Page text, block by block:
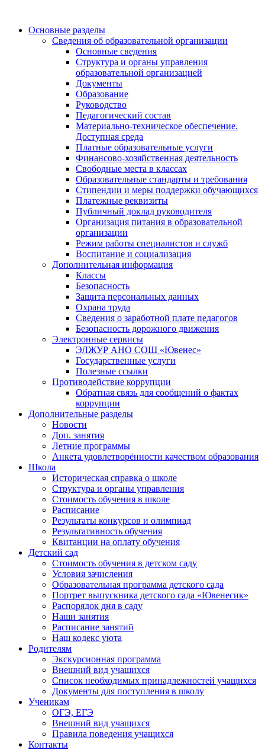
Основные разделы
Сведения об образовательной организации
Основные сведения
Структура и органы управления
образовательной организацией
Документы
Образование
Руководство
Педагогический состав
Материально-техническое обеспечение.
Доступная среда
Платные образовательные услуги
Финансово-хозяйственная деятельность
Свободные места в классах
Образовательные стандарты и требования
Стипендии и меры поддержки обучающихся
Платежные реквизиты
Публичный доклад руководителя
Организация питания в образовательной
организации
Режим работы специалистов и служб
Воспитание и социализация
Дополнительная информация
Классы
Безопасность
Защита персональных данных
Охрана труда
Сведения о заработной плате педагогов
Безопасность дорожного движения
Электронные сервисы
ЭЛЖУР АНО СОШ «Ювенес»
Государственные услуги
Полезные ссылки
Противодействие коррупции
Обратная связь для сообщений о фактах
коррупции
Дополнительные разделы
Новости
Доп. занятия
Летние программы
Анкета удовлетворённости качеством образования
Школа
Историческая справка о школе
Структура и органы управления
Стоимость обучения в школе
Расписание
Результаты конкурсов и олимпиад
Результативность обучения
Квитанции на оплату обучения
Детский сад
Стоимость обучения в детском саду
Условия зачисления
Образовательная программа детского сада
Портрет выпускника детского сада «Ювенесик»
Распорядок дня в саду
Наши занятия
Расписание занятий
Наш кодекс уюта
Родителям
Экскурсионная программа
Внешний вид учащихся
Список необходимых принадлежностей учащихся
Документы для поступления в школу
Ученикам
ОГЭ, ЕГЭ
Внешний вид учащихся
Правила поведения учащихся
Контакты